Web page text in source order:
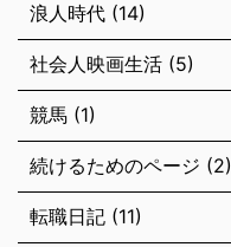
浪人時代 (14)
社会人映画生活 (5)
競馬 (1)
続けるためのページ (2)
転職日記 (11)